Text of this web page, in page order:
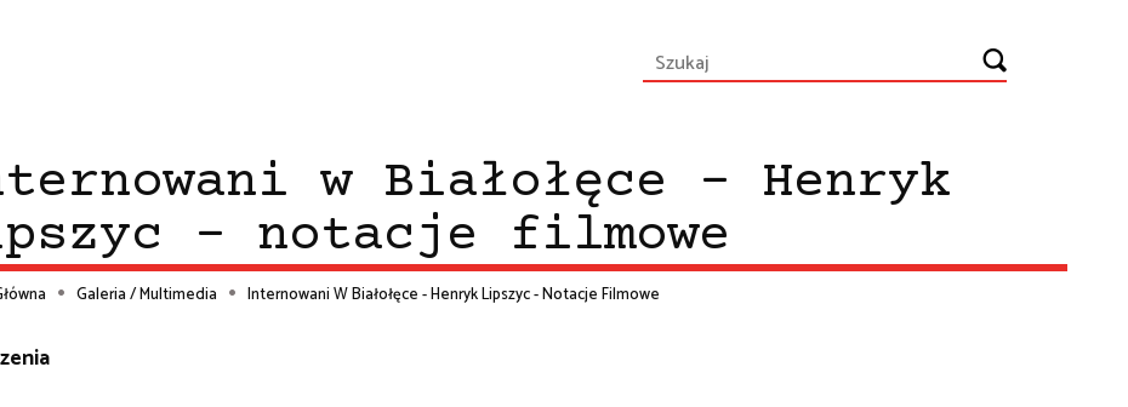
w Białołęce - Henryk
- notacje filmowe
Galeria / Multimedia Internowani W Białołęce - Henryk Lipszyc - Notacje Filmowe